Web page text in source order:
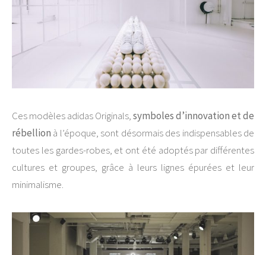
Ces modèles adidas Originals,symboles d’innovation et de
rébellion à l’époque, sont désormais des indispensables de
toutes les gardes-robes, et ont été adoptés par différentes
cultures et groupes, grâce à leurs lignes épurées et leur
minimalisme.